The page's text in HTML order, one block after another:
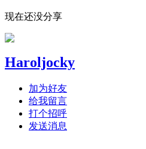
现在还没分享
Haroljocky
加为好友
给我留言
打个招呼
发送消息